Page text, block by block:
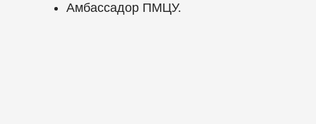
Амбассадор ПМЦУ.